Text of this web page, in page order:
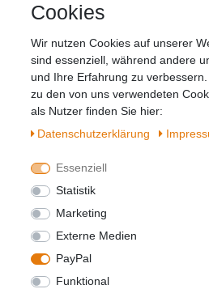
Honig
Hiermit bestätige ich,
schutz­erklärunggelesen
Einwilligung kann ich
Abonnieren
** Hierbei handelt es sich
Widerrufs­recht
Daten­schutz­erklärung
Cookies
Wir nutzen Cookies auf unserer
sind essenziell, während andere
und Ihre Erfahrung zu
zu den von uns verwendeten
als Nutzer finden Sie hier:
Daten­schutz­erklärung
Essenziell
Statistik
Marketing
Externe Medien
PayPal
Funktional